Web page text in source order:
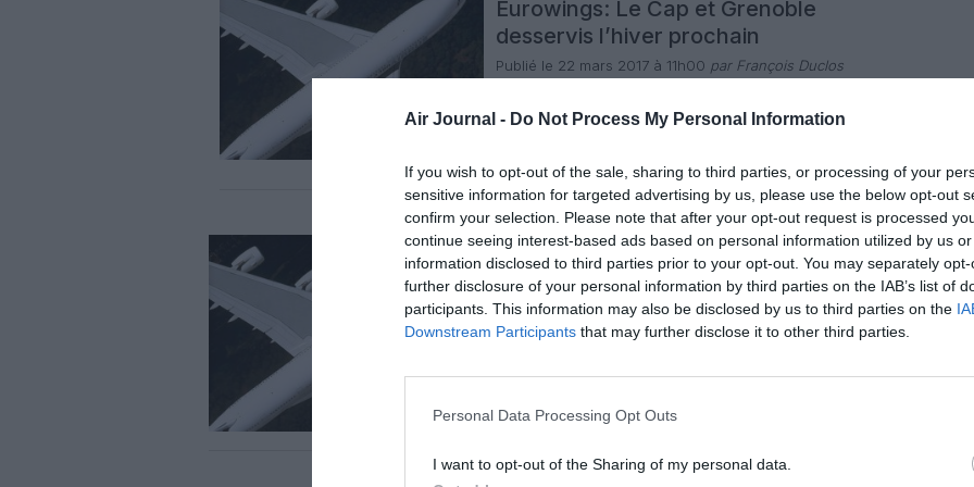
Air Journal - Do Not Process My Personal Information
If you wish to opt-out of the sale, sharing to third parties, or processing of your
sensitive information for targeted advertising by us, please use the below opt-out
confirm your selection. Please note that after your opt-out request is processed
continue seeing interest-based ads based on personal information utilized by us
information disclosed to third parties prior to your opt-out. You may separately
further disclosure of your personal information by third parties on the IAB’s list of
participants. This information may also be disclosed by us to third parties on the
Downstream Participants that may further disclose it to other third parties.
Personal Data Processing Opt Outs
I want to opt-out of the Sharing of my personal data.
Eurowings: Le Cap et Grenoble
desservis l’hiver prochain
Publié le 22 mars 2017 à 11h00 par François Duclos
programme d’hiver 2017-2018, avec plusieurs nouvelles
liaisons dont une entre Cologne et Le Cap en Afrique du
cher a présenté mardi son programme de […]
Actualité Info pratique Nouvelle liaison
TAP Portugal ajoute Cologne à son
réseau
Publié le 17 février 2017 à 13h00par François Duclos
quotidiens entre sa base à Lisbonne-Humberto Delgado et
1 commentaire